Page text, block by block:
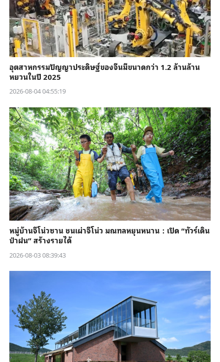
อุตสาหกรรมปัญญาประดิษฐ์ของจีนมีขนาดกว่า 1.2 ล้านล้าน
หยวนในปี 2025
2026-08-04 04:55:19
หมู่บ้านจีโน่วซาน ชนเผ่าจีโน่ว มณฑลหยุนหนาน：เปิด “ทัวร์เดิน
ป่าฝน” สร้างรายได้
2026-08-03 08:39:43